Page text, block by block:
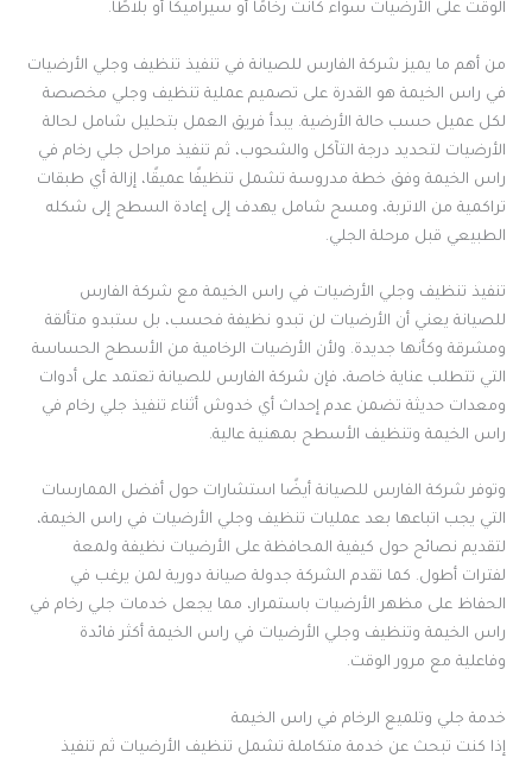
الوقت على الأرضيات سواء كانت رخامًا أو سيراميكًا أو بلاطًا.
من أهم ما يميز شركة الفارس للصيانة في تنفيذ تنظيف وجلي الأرضيات
في راس الخيمة هو القدرة على تصميم عملية تنظيف وجلي مخصصة
لكل عميل حسب حالة الأرضية. يبدأ فريق العمل بتحليل شامل لحالة
الأرضيات لتحديد درجة التآكل والشحوب، ثم تنفيذ مراحل جلي رخام في
راس الخيمة وفق خطة مدروسة تشمل تنظيفًا عميقًا، إزالة أي طبقات
تراكمية من الاتربة، ومسح شامل يهدف إلى إعادة السطح إلى شكله
الطبيعي قبل مرحلة الجلي.
تنفيذ تنظيف وجلي الأرضيات في راس الخيمة مع شركة الفارس
للصيانة يعني أن الأرضيات لن تبدو نظيفة فحسب، بل ستبدو متألقة
ومشرقة وكأنها جديدة. ولأن الأرضيات الرخامية من الأسطح الحساسة
التي تتطلب عناية خاصة، فإن شركة الفارس للصيانة تعتمد على أدوات
ومعدات حديثة تضمن عدم إحداث أي خدوش أثناء تنفيذ جلي رخام في
راس الخيمة وتنظيف الأسطح بمهنية عالية.
وتوفر شركة الفارس للصيانة أيضًا استشارات حول أفضل الممارسات
التي يجب اتباعها بعد عمليات تنظيف وجلي الأرضيات في راس الخيمة،
لتقديم نصائح حول كيفية المحافظة على الأرضيات نظيفة ولمعة
لفترات أطول. كما تقدم الشركة جدولة صيانة دورية لمن يرغب في
الحفاظ على مظهر الأرضيات باستمرار، مما يجعل خدمات جلي رخام في
راس الخيمة وتنظيف وجلي الأرضيات في راس الخيمة أكثر فائدة
وفاعلية مع مرور الوقت.
خدمة جلي وتلميع الرخام في راس الخيمة
إذا كنت تبحث عن خدمة متكاملة تشمل تنظيف الأرضيات ثم تنفيذ